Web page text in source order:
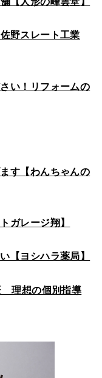
野スレート工業
い！リフォームの
す【わんちゃんの
ガレージ翔】
【ヨシハラ薬局】
理想の個別指導